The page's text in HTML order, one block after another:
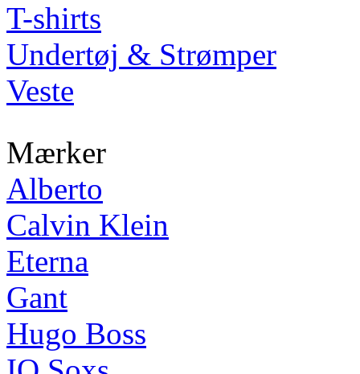
T-shirts
Undertøj & Strømper
Veste
Mærker
Alberto
Calvin Klein
Eterna
Gant
Hugo Boss